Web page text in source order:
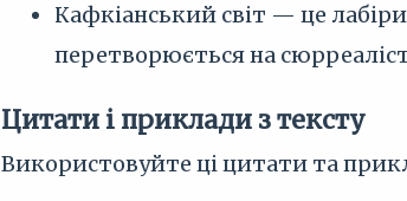
Кафкіанський світ — це
перетворюється на
Цитати і приклади з тексту
Використовуйте ці цитати та